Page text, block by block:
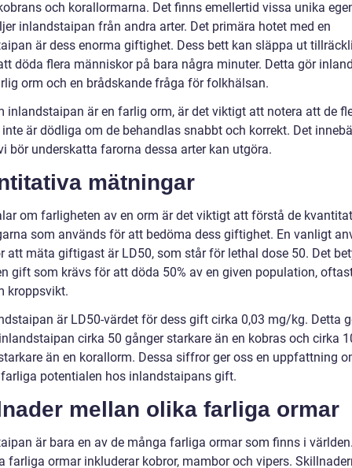
och korallormarna. Det finns emellertid vissa unika
inlandstaipan från andra arter. Det primära hotet med en
är dess enorma giftighet. Dess bett kan släppa ut
döda flera människor på bara några minuter. Detta gör
orm och en brådskande fråga för folkhälsan.
inlandstaipan är en farlig orm, är det viktigt att notera att de
är dödliga om de behandlas snabbt och korrekt. Det
bör underskatta farorna dessa arter kan utgöra.
mätningar
om farligheten av en orm är det viktigt att förstå de
som används för att bedöma dess giftighet. En vanligt
att mäta giftigast är LD50, som står för lethal dose 50. Det
gift som krävs för att döda 50% av en given population,
kroppsvikt.
är LD50-värdet för dess gift cirka 0,03 mg/kg. Detta
cirka 50 gånger starkare än en kobras och cirka
än en korallorm. Dessa siffror ger oss en uppfattning
potentialen hos inlandstaipans gift.
mellan olika farliga ormar
är bara en av de många farliga ormar som finns i
farliga ormar inkluderar kobror, mambor och vipers.